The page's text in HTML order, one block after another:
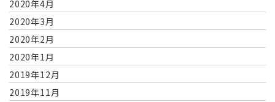
2020年4月
2020年3月
2020年2月
2020年1月
2019年12月
2019年11月